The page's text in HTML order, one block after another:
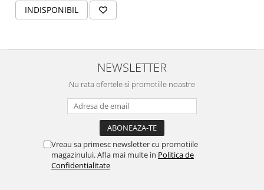
INDISPONIBIL
NEWSLETTER
Nu rata ofertele si promotiile noastre
Vreau sa primesc newsletter cu promotiile
magazinului. Afla mai multe in Politica de
Confidentialitate